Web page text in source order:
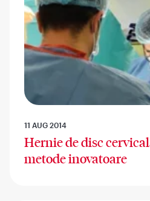
11 AUG 2014
Hernie de disc
metode inovatoare